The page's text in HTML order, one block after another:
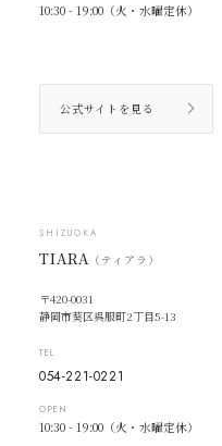
10:30 - 19:00（火・水曜定休）
公式サイトを見る
SHIZUOKA
TIARA （ティアラ）
〒420-0031
静岡市葵区呉服町2丁目5-13
TEL
054-221-0221
OPEN
10:30 - 19:00（火・水曜定休）